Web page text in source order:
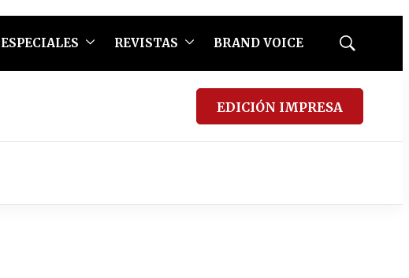
ESPECIALES REVISTAS BRAND VOICE
Mostrar
EDICIÓN IMPRESA